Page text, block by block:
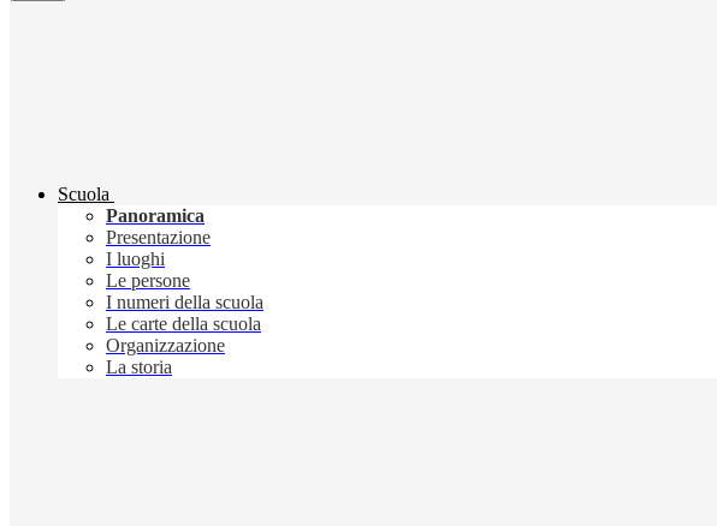
Scuola
Panoramica
Presentazione
I luoghi
Le persone
I numeri della scuola
Le carte della scuola
Organizzazione
La storia